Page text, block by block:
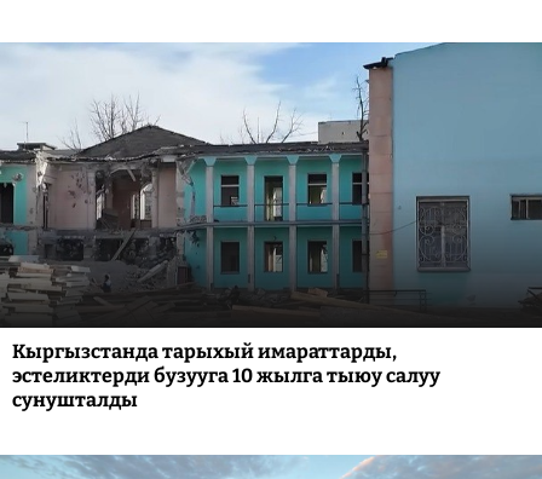
Кыргызстанда тарыхый имараттарды,
эстеликтерди бузууга 10 жылга тыюу салуу
сунушталды